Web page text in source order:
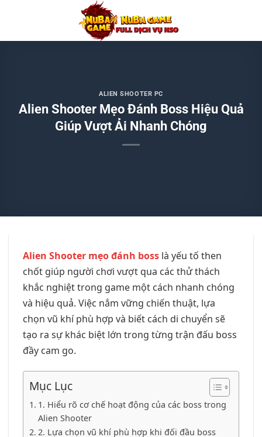
nội
ALIEN SHOOTER PC
Alien Shooter Mẹo Đánh Boss Hiệu Quả
Giúp Vượt Ải Nhanh Chóng
Alien Shooter mẹo đánh boss là yếu tố then
chốt giúp người chơi vượt qua các thử thách
khắc nghiệt trong game một cách nhanh chóng
và hiệu quả. Việc nắm vững chiến thuật, lựa
chọn vũ khí phù hợp và biết cách di chuyển sẽ
tạo ra sự khác biệt lớn trong từng trận đấu boss
đầy cam go.
Mục Lục
1. Hiểu rõ cơ chế hoạt động của các boss trong
Alien Shooter
2. Lựa chọn vũ khí phù hợp khi đối đầu boss